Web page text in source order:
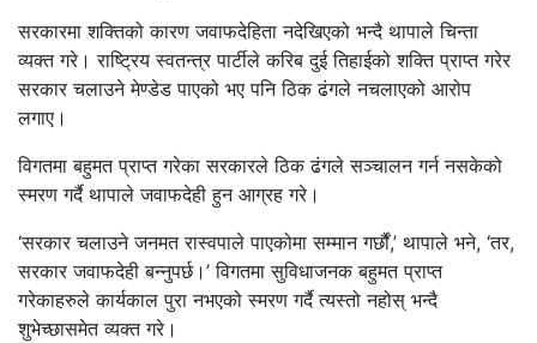
सरकारमा शक्तिको कारण जवाफदेहिता नदेखिएको भन्दै थापाले चिन्ता
व्यक्त गरे। राष्ट्रिय स्वतन्त्र पार्टीले करिब दुई तिहाईको शक्ति प्राप्त गरेर
सरकार चलाउने मेण्डेड पाएको भए पनि ठिक ढंगले नचलाएको आरोप
लगाए।
विगतमा बहुमत प्राप्त गरेका सरकारले ठिक ढंगले सञ्चालन गर्न नसकेको
स्मरण गर्दै थापाले जवाफदेही हुन आग्रह गरे।
‘सरकार चलाउने जनमत रास्वपाले पाएकोमा सम्मान गर्छौं,’ थापाले भने, ‘तर,
सरकार जवाफदेही बन्नुपर्छ।’ विगतमा सुविधाजनक बहुमत प्राप्त
गरेकाहरुले कार्यकाल पुरा नभएको स्मरण गर्दै त्यस्तो नहोस् भन्दै
शुभेच्छासमेत व्यक्त गरे।